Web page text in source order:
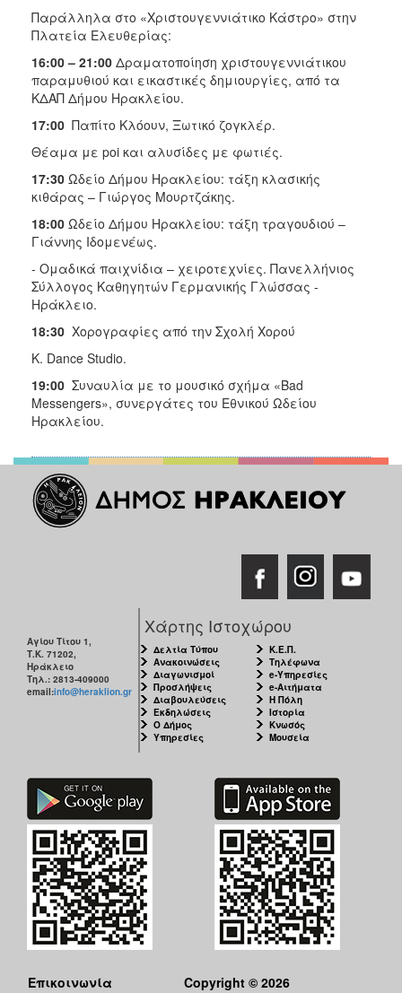
Παράλληλα στο «Χριστουγεννιάτικο Κάστρο» στην
Πλατεία Ελευθερίας:
16:00 – 21:00 Δραματοποίηση χριστουγεννιάτικου
παραμυθιού και εικαστικές δημιουργίες, από τα
ΚΔΑΠ Δήμου Ηρακλείου.
17:00 Παπίτο Κλόουν, Ξωτικό ζογκλέρ.
Θέαμα με poi και αλυσίδες με φωτιές.
17:30 Ωδείο Δήμου Ηρακλείου: τάξη κλασικής
κιθάρας – Γιώργος Μουρτζάκης.
18:00 Ωδείο Δήμου Ηρακλείου: τάξη τραγουδιού –
Γιάννης Ιδομενέως.
- Ομαδικά παιχνίδια – χειροτεχνίες. Πανελλήνιος
Σύλλογος Καθηγητών Γερμανικής Γλώσσας -
Ηράκλειο.
18:30 Χορογραφίες από την Σχολή Χορού
Κ. Dance Studio.
19:00 Συναυλία με το μουσικό σχήμα «Bad
Messengers», συνεργάτες του Εθνικού Ωδείου
Ηρακλείου.
Αγίου Τίτου 1,
Τ.Κ. 71202,
Ηράκλειο
Τηλ.: 2813-409000
email:info@heraklion.gr
Χάρτης Ιστοχώρου
Δελτία Τύπου
Ανακοινώσεις
Διαγωνισμοί
Προσλήψεις
Διαβουλεύσεις
Εκδηλώσεις
Ο Δήμος
Υπηρεσίες
Κ.Ε.Π.
Τηλέφωνα
e-Υπηρεσίες
e-Αιτήματα
Η Πόλη
Ιστορία
Κνωσός
Μουσεία
Επικοινωνία
Copyright © 2026